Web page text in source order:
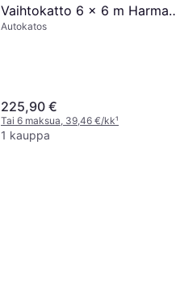
Vaihtokatto 6 x 6 m Harmaa
(Rakennusala)
Autokatos
225,90 €
Tai 6 maksua, 39,46 €/kk¹
1 kauppa